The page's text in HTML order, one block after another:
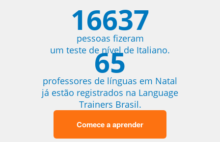
16637
pessoas fizeram
um teste de nível de Italiano.
65
professores de línguas em Natal
já estão registrados na Language
Trainers Brasil.
Comece a aprender